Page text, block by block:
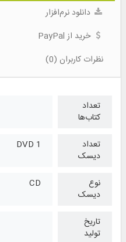
دانلود نرم‌افزار
خرید از PayPal
نظرات کاربران (0)
تعداد
کتاب‌ها
تعداد
دیسک
1 DVD
نوع
دیسک
CD
تاریخ
تولید